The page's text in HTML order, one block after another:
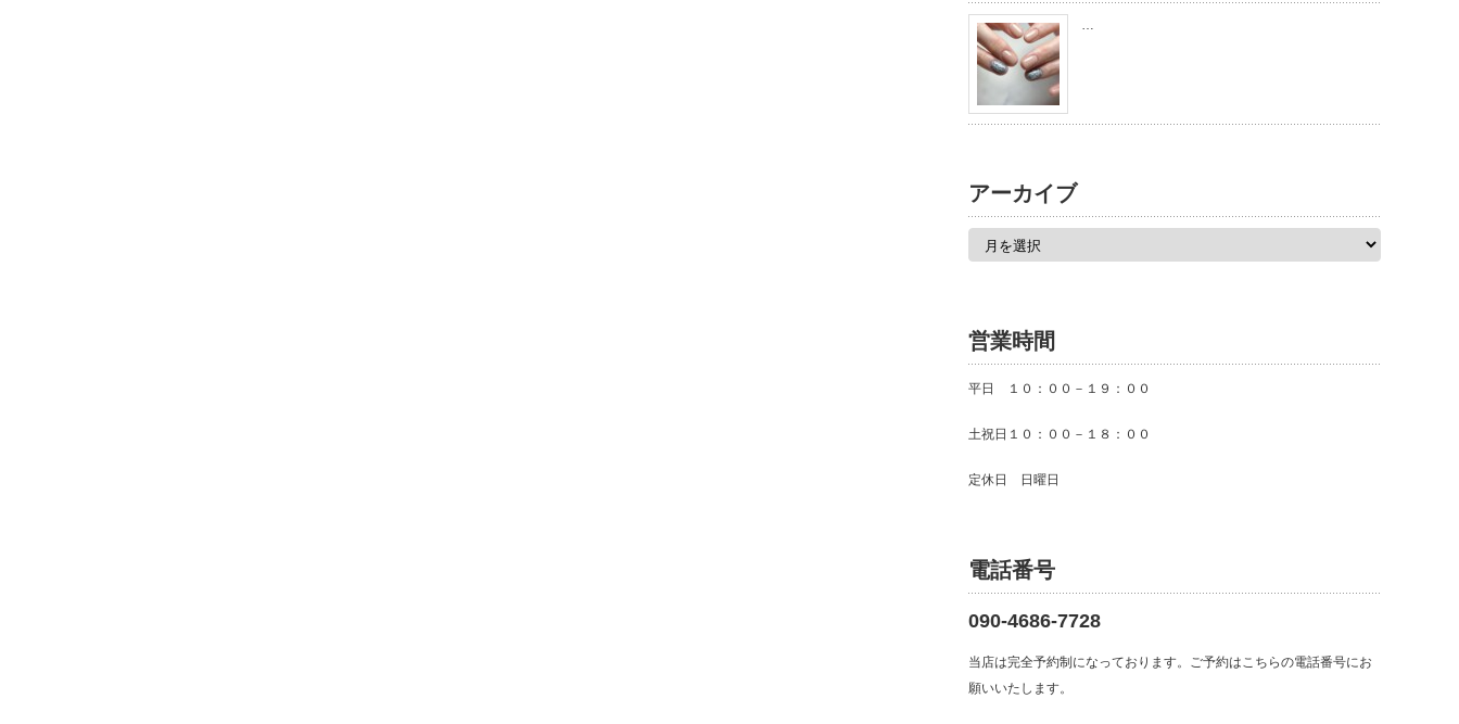
…
アーカイブ
営業時間
平日 １０：００－１９：００
土祝日１０：００－１８：００
定休日 日曜日
電話番号
090-4686-7728
当店は完全予約制になっております。ご予約はこちらの電話番号にお
願いいたします。